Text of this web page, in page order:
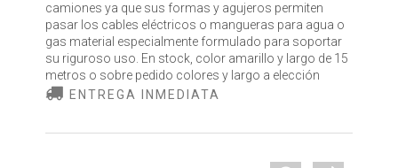
camiones ya que sus formas y agujeros permiten
pasar los cables eléctricos o mangueras para agua o
gas material especialmente formulado para soportar
su riguroso uso. En stock, color amarillo y largo de 15
metros o sobre pedido colores y largo a elección
ENTREGA INMEDIATA